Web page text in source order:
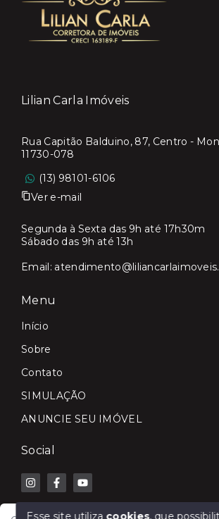
Lilian Carla Imóveis
Rua Capitão Balduino, 87, Centro -
11730-078
(13) 98101-6106
Ver e-mail
Segunda à Sexta das 9h até 17h30m
Sábado das 9h até 13h
Email:
Menu
Início
Sobre
Contato
SIMULAÇÃO
ANUNCIE SEU IMÓVEL
Social
Esse site utiliza cookies, que